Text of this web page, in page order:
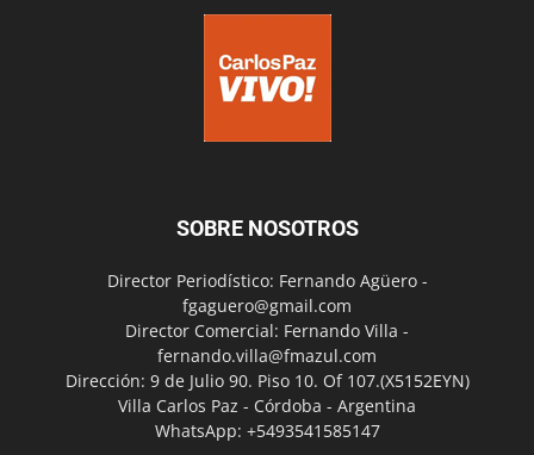
SOBRE NOSOTROS
Director Periodístico: Fernando Agüero -
fgaguero@gmail.com
Director Comercial: Fernando Villa -
fernando.villa@fmazul.com
Dirección: 9 de Julio 90. Piso 10. Of 107.(X5152EYN)
Villa Carlos Paz - Córdoba - Argentina
WhatsApp: +5493541585147